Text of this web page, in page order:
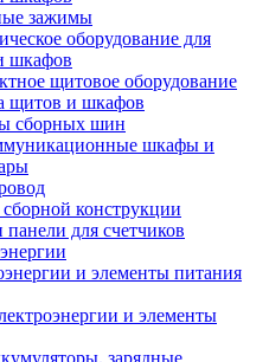
зажимы
оборудование для
шкафов
щитовое оборудование
щитов и шкафов
сборных шин
шкафы и
конструкции
для счетчиков
и элементы питания
и элементы
зарядные